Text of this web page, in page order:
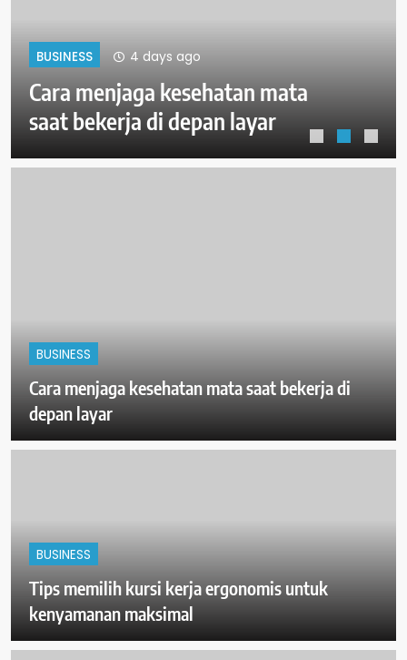
BUSINESS 4 days ago
Cara menjaga kesehatan mata
saat bekerja di depan layar
BUSINESS
Cara menjaga kesehatan mata saat bekerja di
depan layar
BUSINESS
Tips memilih kursi kerja ergonomis untuk
kenyamanan maksimal